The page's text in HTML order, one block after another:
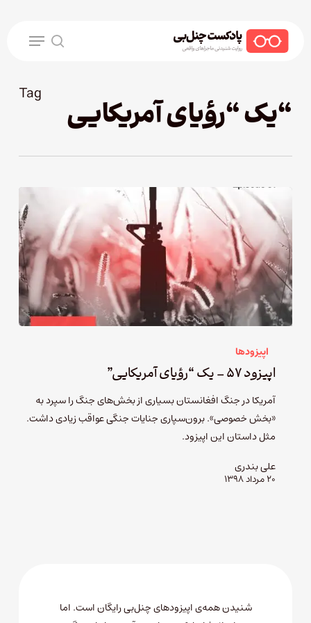
search
Menu
Tag
“یک “رؤیای آمریکایی
اپیزودها
اپیزود ۵۷ – یک “رؤیای آمریکایی”
آمریکا در جنگ افغانستان بسیاری از بخش‌های جنگ را سپرد به
«بخش خصوصی». برون‌سپاری جنایات جنگی عواقب زیادی داشت.
مثل داستان این اپیزود.
علی بندری
۲۰ مرداد ۱۳۹۸
شنیدن همه‌ی اپیزودهای چنل‌بی رایگان است. اما